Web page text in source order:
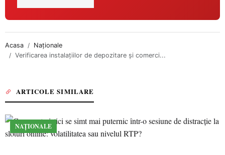
Acasa
Naționale
Verificarea instalațiilor de depozitare și comerci...
ARTICOLE SIMILARE
NAȚIONALE